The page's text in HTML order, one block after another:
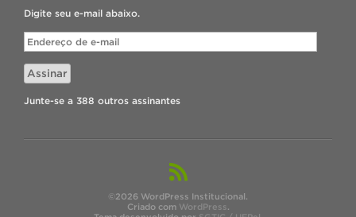
Digite seu e-mail abaixo.
Endereço
de
e-
mail
Assinar
Junte-se a 388 outros assinantes
©2026 WordPress Institucional.
Criado com WordPress.